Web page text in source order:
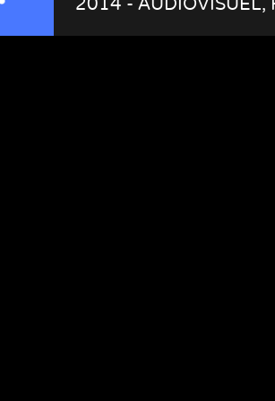
2014 - AUDIOVISUEL,